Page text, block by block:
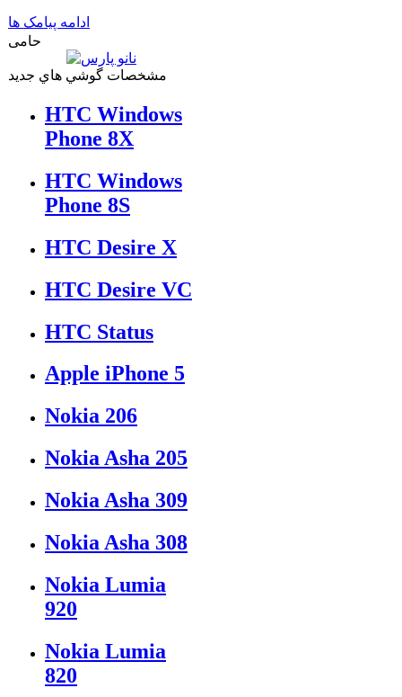
ادامه پیامک ها
حامی
مشخصات گوشي هاي جديد
HTC Windows
Phone 8X
HTC Windows
Phone 8S
HTC Desire X
HTC Desire VC
HTC Status
Apple iPhone 5
Nokia 206
Nokia Asha 205
Nokia Asha 309
Nokia Asha 308
Nokia Lumia
920
Nokia Lumia
820